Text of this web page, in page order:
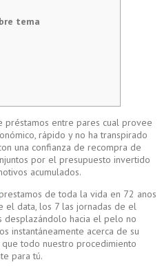
tema
préstamos entre pares cual provee
rápido y no ha transpirado
una confianza de recompra de
por el presupuesto invertido
acumulados.
el data, los 7 las jornadas de el
desplazándolo hacia el pelo no
instantáneamente acerca de su
todo nuestro procedimiento
para tú.